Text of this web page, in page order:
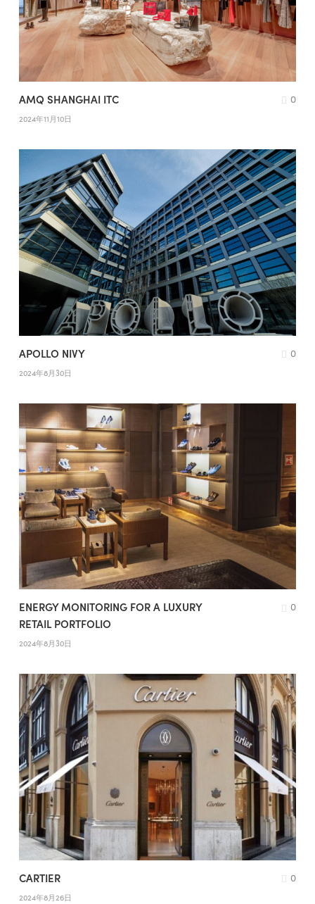
AMQ SHANGHAI ITC
2024年11月10日
0
APOLLO NIVY
2024年8月30日
0
ENERGY MONITORING FOR A LUXURY
RETAIL PORTFOLIO
2024年8月30日
0
CARTIER
2024年8月26日
0